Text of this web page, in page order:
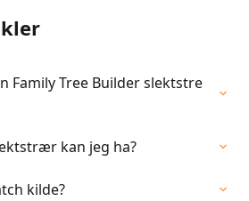
Family Tree Builder slektstre
kan jeg ha?
kilde?